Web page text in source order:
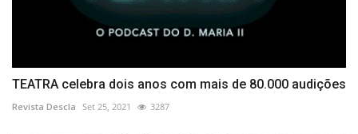
TEATRA celebra dois anos com mais de 80.000 audições
Revista Descla Set 25, 2021 3287